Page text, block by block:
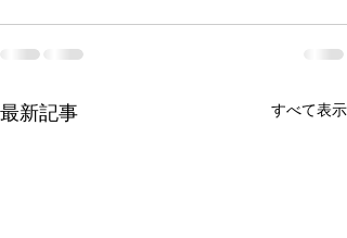
最新記事 すべて表示